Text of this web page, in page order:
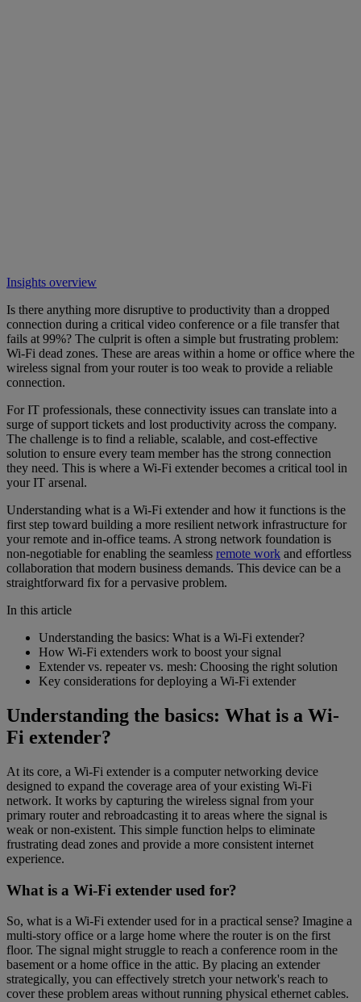
Insights overview
Is there anything more disruptive to productivity than a dropped
connection during a critical video conference or a file transfer that
fails at 99%? The culprit is often a simple but frustrating problem:
Wi-Fi dead zones. These are areas within a home or office where the
wireless signal from your router is too weak to provide a reliable
connection.
For IT professionals, these connectivity issues can translate into a
surge of support tickets and lost productivity across the company.
The challenge is to find a reliable, scalable, and cost-effective
solution to ensure every team member has the strong connection
they need. This is where a Wi-Fi extender becomes a critical tool in
your IT arsenal.
Understanding what is a Wi-Fi extender and how it functions is the
first step toward building a more resilient network infrastructure for
your remote and in-office teams. A strong network foundation is
non-negotiable for enabling the seamless remote work and effortless
collaboration that modern business demands. This device can be a
straightforward fix for a pervasive problem.
In this article
Understanding the basics: What is a Wi-Fi extender?
How Wi-Fi extenders work to boost your signal
Extender vs. repeater vs. mesh: Choosing the right solution
Key considerations for deploying a Wi-Fi extender
Understanding the basics: What is a Wi-
Fi extender?
At its core, a Wi-Fi extender is a computer networking device
designed to expand the coverage area of your existing Wi-Fi
network. It works by capturing the wireless signal from your
primary router and rebroadcasting it to areas where the signal is
weak or non-existent. This simple function helps to eliminate
frustrating dead zones and provide a more consistent internet
experience.
What is a Wi-Fi extender used for?
So, what is a Wi-Fi extender used for in a practical sense? Imagine a
multi-story office or a large home where the router is on the first
floor. The signal might struggle to reach a conference room in the
basement or a home office in the attic. By placing an extender
strategically, you can effectively stretch your network's reach to
cover these problem areas without running physical ethernet cables.